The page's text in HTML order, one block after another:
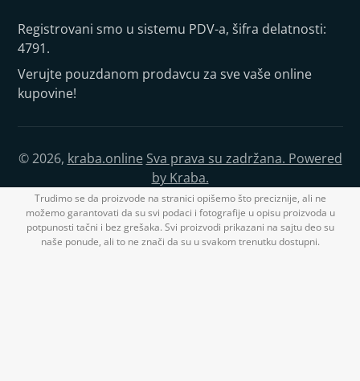
Registrovani smo u sistemu PDV-a, šifra delatnosti:
4791.
Verujte pouzdanom prodavcu za sve vaše online
kupovine!
© 2026, kraba.online Sva prava su zadržana. Powered
by Kraba.
Trudimo se da proizvode na stranici opišemo što preciznije, ali ne
možemo garantovati da su svi podaci i fotografije u opisu proizvoda u
potpunosti tačni i bez grešaka. Svi proizvodi prikazani na sajtu deo su
naše ponude, ali to ne znači da su u svakom trenutku dostupni.